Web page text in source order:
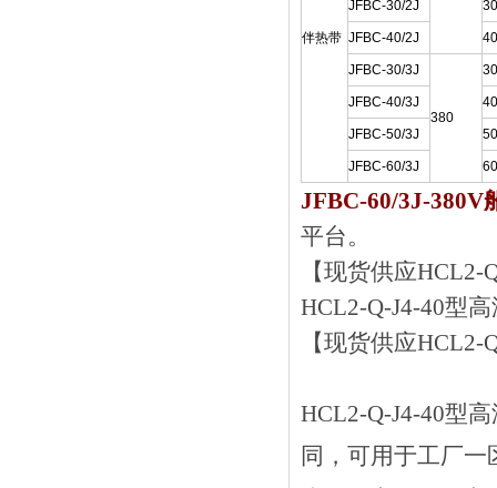
伴热带
JFBC-30/2J 30
JFBC-40/2J 40
JFBC-30/3J
380
30
JFBC-40/3J 40
JFBC-50/3J 50
JFBC-60/3J 60
JFBC-60/3J-380V
平台。
【现货供应
HCL2-Q-J4-40型
【现货供应
HCL2-Q-J4-40型
同，可用于工厂